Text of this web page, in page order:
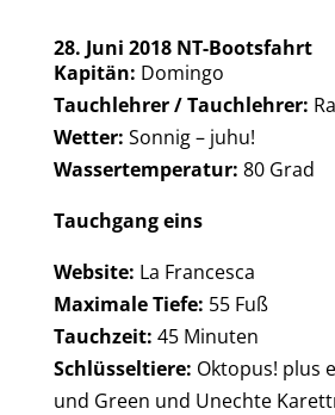
28. Juni 2018 NT-Bootsfahrt
Kapitän: Domingo
Tauchlehrer / Tauchlehrer:
Wetter: Sonnig – juhu!
Wassertemperatur: 80 Grad
Tauchgang eins
Website: La Francesca
Maximale Tiefe: 55 Fuß
Tauchzeit: 45 Minuten
Schlüsseltiere: Oktopus! plus
und Green und Unechte